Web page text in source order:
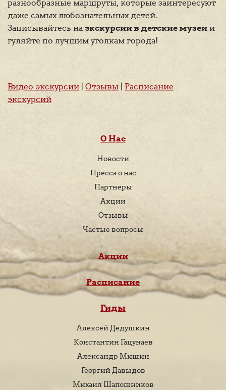
разнообразные маршруты, которые заинтересуют
даже самых любознательных детей.
Записывайтесь на экскурсии в детские музеи и
гуляйте по лучшим уголкам города!
Видео экскурсии Отзывы
Расписание
экскурсий
О Нас
Новости
Пресса о нас
Партнеры
Акции
Отзывы
Частые вопросы
Акции
Расписание
Гиды
Алексей Дедушкин
Константин Гацунаев
Александр Мишин
Георгий Давыдов
Михаил Шапошников